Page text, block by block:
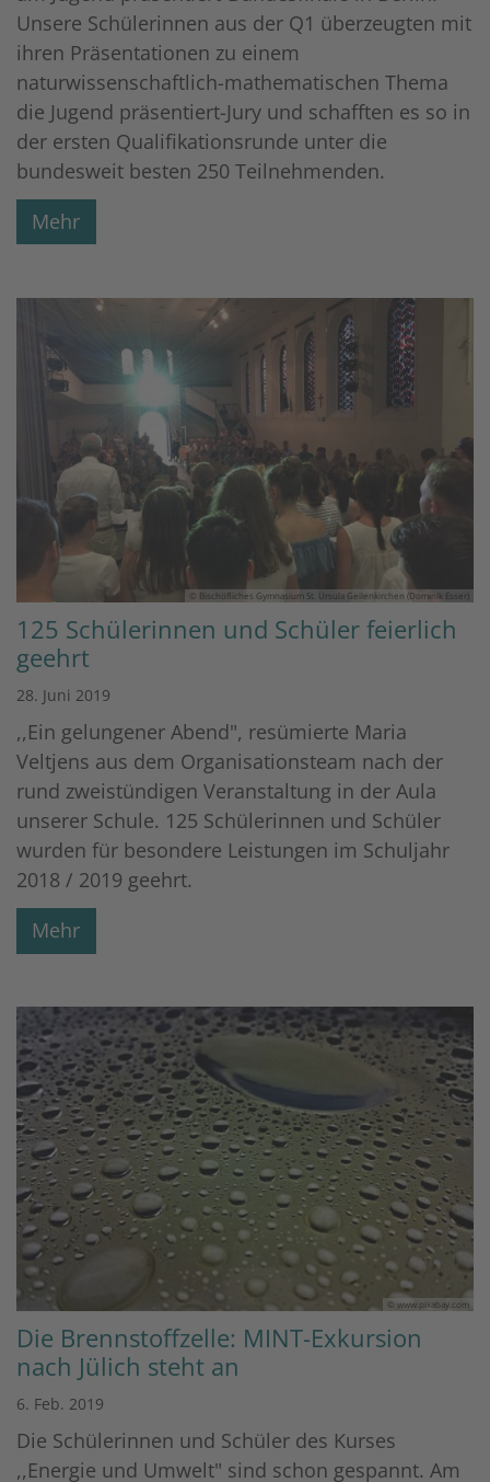
Unsere Schülerinnen aus der Q1 überzeugten mit
ihren Präsentationen zu einem
naturwissenschaftlich-mathematischen Thema
die Jugend präsentiert-Jury und schafften es so in
der ersten Qualifikationsrunde unter die
bundesweit besten 250 Teilnehmenden.
Mehr
© Bischöfliches Gymnasium St. Ursula Geilenkirchen (Dominik Esser)
125 Schülerinnen und Schüler feierlich
geehrt
28. Juni 2019
,,Ein gelungener Abend", resümierte Maria
Veltjens aus dem Organisationsteam nach der
rund zweistündigen Veranstaltung in der Aula
unserer Schule. 125 Schülerinnen und Schüler
wurden für besondere Leistungen im Schuljahr
2018 / 2019 geehrt.
Mehr
© www.pixabay.com
Die Brennstoffzelle: MINT-Exkursion
nach Jülich steht an
6. Feb. 2019
Die Schülerinnen und Schüler des Kurses
,,Energie und Umwelt" sind schon gespannt. Am